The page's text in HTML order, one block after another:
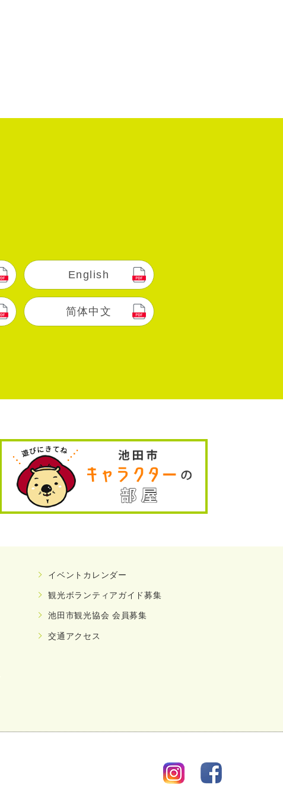
English
简体中文
イベントカレンダー
観光ボランティアガイド募集
池田市観光協会 会員募集
交通アクセス